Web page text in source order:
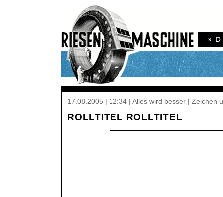
17.08.2005 | 12:34 | Alles wird besser | Zeichen
ROLLTITEL ROLLTITEL